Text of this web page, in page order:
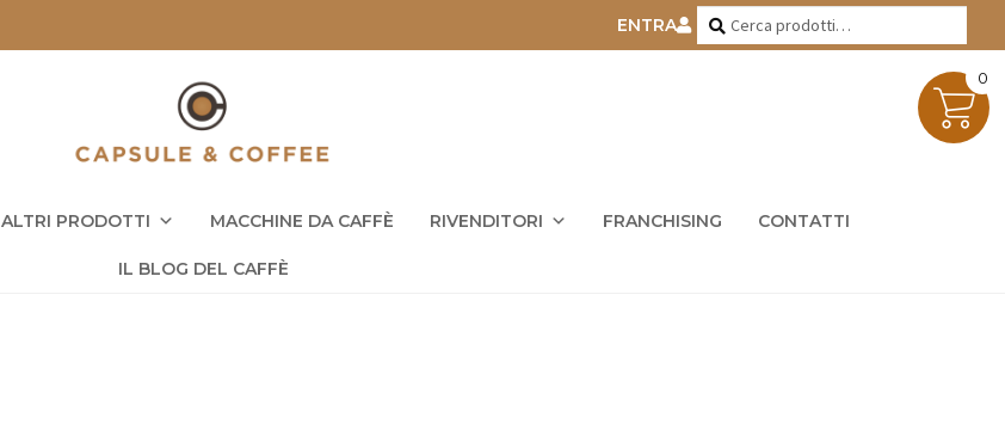
ENTRA Cerca:
Cerca
ALTRI PRODOTTI MACCHINE DA CAFFÈ RIVENDITORI FRANCHISING CONTATTI
IL BLOG DEL CAFFÈ
0